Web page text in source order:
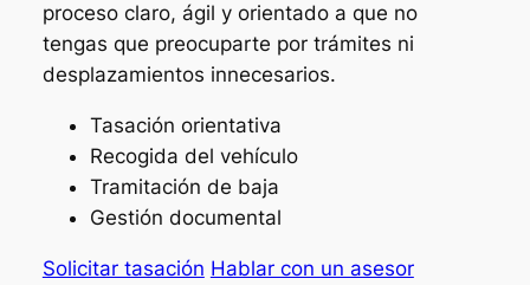
proceso claro, ágil y orientado a que no
tengas que preocuparte por trámites ni
desplazamientos innecesarios.
Tasación orientativa
Recogida del vehículo
Tramitación de baja
Gestión documental
Solicitar tasación Hablar con un asesor